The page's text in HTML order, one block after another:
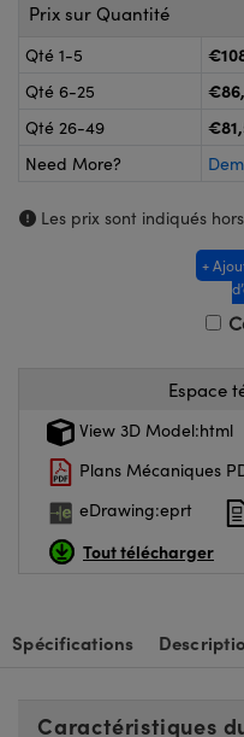
ou Coupleurs
: Microscopie
Optiques Lightpath
Labs™
Optiques de SCHOTT
Prix sur Quantité
Qté 1-5
Qté 6-25
Qté 26-49
Need More?
Les prix sont indiqués
+
Espace
View 3D Model:html
Plans Mécaniques
eDrawing:eprt
Tout télécharger
Spécifications
Caractéristiques